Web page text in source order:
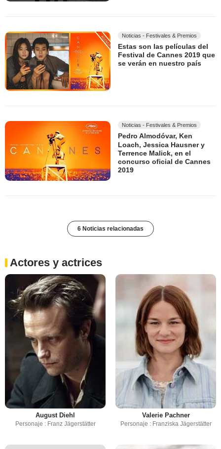
Noticias - Festivales & Premios
Estas son las películas del
Festival de Cannes 2019 que
se verán en nuestro país
Noticias - Festivales & Premios
Pedro Almodóvar, Ken
Loach, Jessica Hausner y
Terrence Malick, en el
concurso oficial de Cannes
2019
6 Noticias relacionadas
Actores y actrices
August Diehl
Personaje : Franz Jägerstätter
Valerie Pachner
Personaje : Franziska Jägerstätter